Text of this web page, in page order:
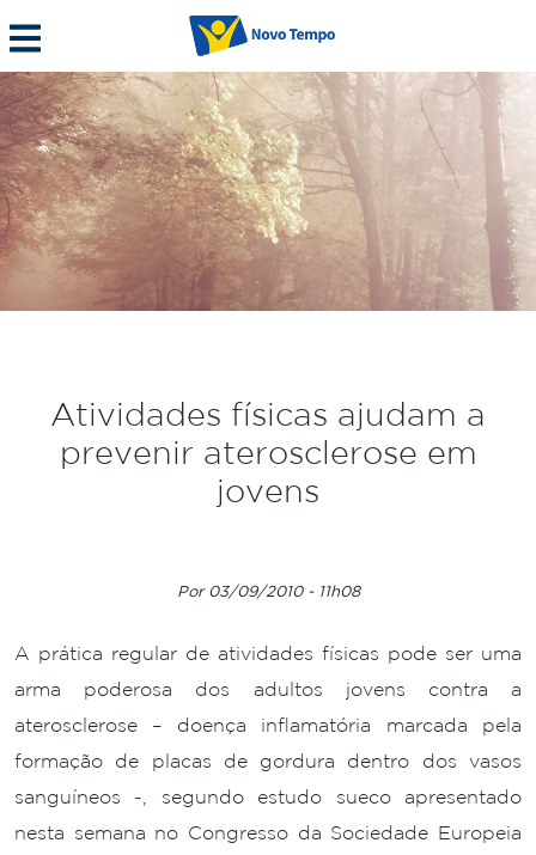
Atividades físicas ajudam a
prevenir aterosclerose em
jovens
Por 03/09/2010 - 11h08
A prática regular de atividades físicas pode ser uma
arma poderosa dos adultos jovens contra a
aterosclerose – doença inflamatória marcada pela
formação de placas de gordura dentro dos vasos
sanguíneos -, segundo estudo sueco apresentado
nesta semana no Congresso da Sociedade Europeia